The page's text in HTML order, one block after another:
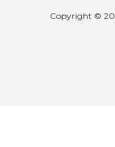
Copyright ©